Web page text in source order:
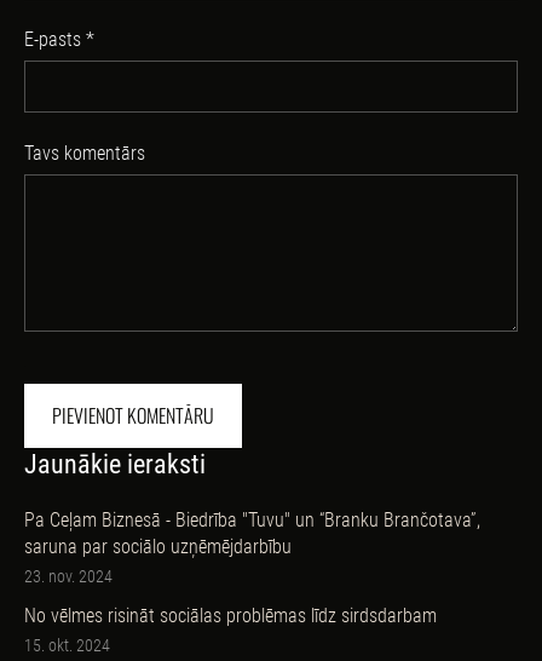
Jaunākie ieraksti
Pa Ceļam Biznesā - Biedrība "Tuvu" un “Branku Brančotava”,
saruna par sociālo uzņēmējdarbību
23. nov. 2024
No vēlmes risināt sociālas problēmas līdz sirdsdarbam
15. okt. 2024
E-pasts *
Tavs komentārs